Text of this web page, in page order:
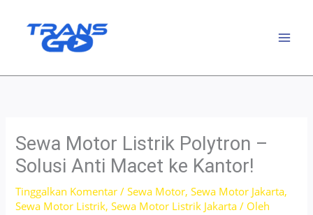
Sewa Motor Listrik Polytron –
Solusi Anti Macet ke Kantor!
Tinggalkan Komentar /Sewa Motor,Sewa Motor Jakarta,
Sewa Motor Listrik,Sewa Motor Listrik Jakarta / Oleh